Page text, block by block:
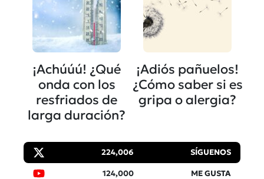
¡Achúúú! ¿Qué
onda con los
resfriados de
larga duración?
¡Adiós pañuelos!
¿Cómo saber si es
gripa o alergia?
224,006 SÍGUENOS
124,000 ME GUSTA